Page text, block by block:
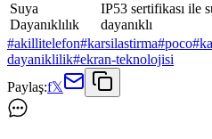
Suya
Dayanıklılık
IP53 sertifikası ile
dayanıklı
#akillitelefon#karsilastirma#poco#
dayaniklilik#ekran-teknolojisi
Paylaş:f𝕏